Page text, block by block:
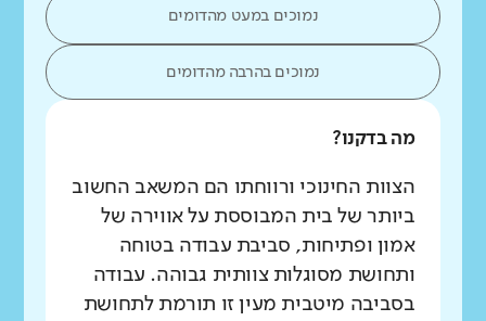
נמוכים במעט מהדומים
נמוכים בהרבה מהדומים
מה בדקנו?
הצוות החינוכי ורווחתו הם המשאב החשוב
ביותר של בית המבוססת על אווירה של
אמון ופתיחות, סביבת עבודה בטוחה
ותחושת מסוגלות צוותית גבוהה. עבודה
בסביבה מיטבית מעין זו תורמת לתחושת